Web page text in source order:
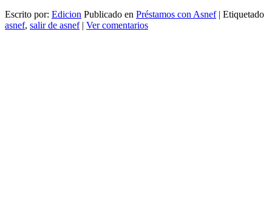
Escrito por: Edicion Publicado en Préstamos con Asnef | Etiquetado
asnef, salir de asnef | Ver comentarios